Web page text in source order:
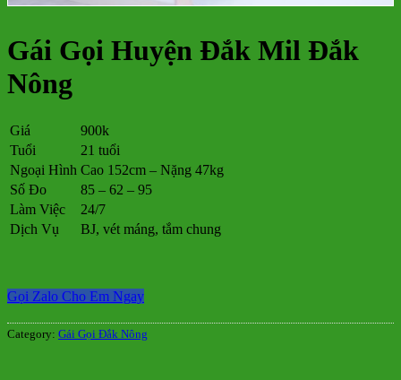
Gái Gọi Huyện Đắk Mil Đắk
Nông
Giá
900k
Tuổi
21 tuổi
Ngoại Hình Cao 152cm – Nặng 47kg
Số Đo
85 – 62 – 95
Làm Việc
24/7
Dịch Vụ
BJ, vét máng, tắm chung
Gọi Zalo Cho Em Ngay
Category: Gái Gọi Đắk Nông